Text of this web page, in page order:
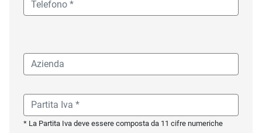
* La Partita Iva deve essere composta da 11 cifre numeriche